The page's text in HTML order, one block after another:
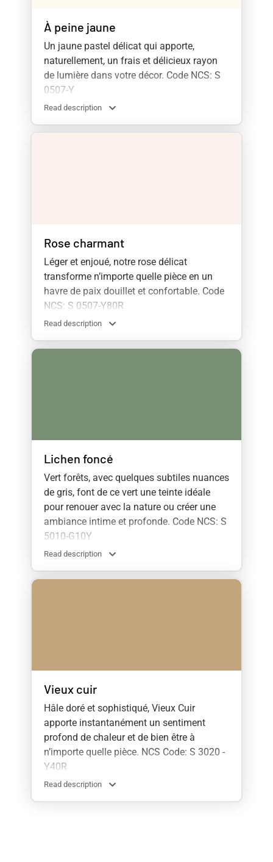
À peine jaune
Un jaune pastel délicat qui apporte,
naturellement, un frais et délicieux rayon
de lumière dans votre décor. Code NCS: S
0507-Y
Read description
Rose charmant
Léger et enjoué, notre rose délicat
transforme n’importe quelle pièce en un
havre de paix douillet et confortable. Code
NCS: S 0507-Y80R
Read description
Lichen foncé
Vert forêts, avec quelques subtiles nuances
de gris, font de ce vert une teinte idéale
pour renouer avec la nature ou créer une
ambiance intime et profonde. Code NCS: S
5010-G10Y
Read description
Vieux cuir
Hâle doré et sophistiqué, Vieux Cuir
apporte instantanément un sentiment
profond de chaleur et de bien être à
n’importe quelle pièce. NCS Code: S 3020 -
Y40R
Read description